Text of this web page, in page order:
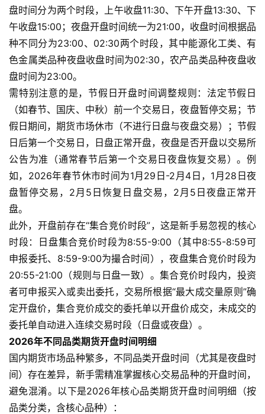
盘时间分为两个时段，上午收盘11:30、下午开盘13:30、下
午收盘15:00；夜盘开盘时间统一为21:00，收盘时间根据品
种不同分为23:00、02:30两个时段，其中能源化工类、有
色金属类品种夜盘收盘时间为02:30，农产品类品种夜盘收
盘时间为23:00。
需特别注意的是，节假日开盘时间调整规则：法定节假日
（如春节、国庆、中秋）前一个交易日，夜盘暂停交易；节
假日期间，期货市场休市（不进行日盘与夜盘交易）；节假
日后第一个交易日，日盘正常开盘，夜盘是否开盘以交易所
公告为准（通常春节后第一个交易日夜盘恢复交易）。例
如，2026年春节休市时间为1月29日-2月4日，1月28日夜
盘暂停交易，2月5日恢复日盘交易，2月5日夜盘正常开
盘。
此外，开盘前存在“集合竞价时段”，这是新手易忽视的核心
时段：日盘集合竞价时段为8:55-9:00（其中8:55-8:59可
申报委托、8:59-9:00为撮合时间），夜盘集合竞价时段为
20:55-21:00（规则与日盘一致）。集合竞价时段内，投资
者可申报买入或卖出委托，交易所根据“最大成交量原则”确
定开盘价，集合竞价成交的委托单以开盘价成交，未成交的
委托单自动进入连续交易时段（日盘或夜盘）。
2026年不同品类期货开盘时间明细
国内期货市场品种繁多，不同品类开盘时间（尤其是夜盘时
间）存在差异，新手需精准掌握核心交易品种的开盘时间，
避免混淆。以下是2026年核心品类期货开盘时间明细（按
品类分类，含核心品种）：